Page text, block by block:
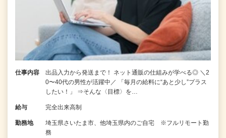
仕事内容
出品入力から発送まで！ ネット通販の仕組みが学べる◎ ＼2
0〜40代の男性が活躍中／ 「毎月の給料に“あと少し”プラス
したい！」 ⇒そんな〈目標〉を…
給与 完全出来高制
勤務地
埼玉県さいたま市、他埼玉県内のご自宅 ※フルリモート勤
務